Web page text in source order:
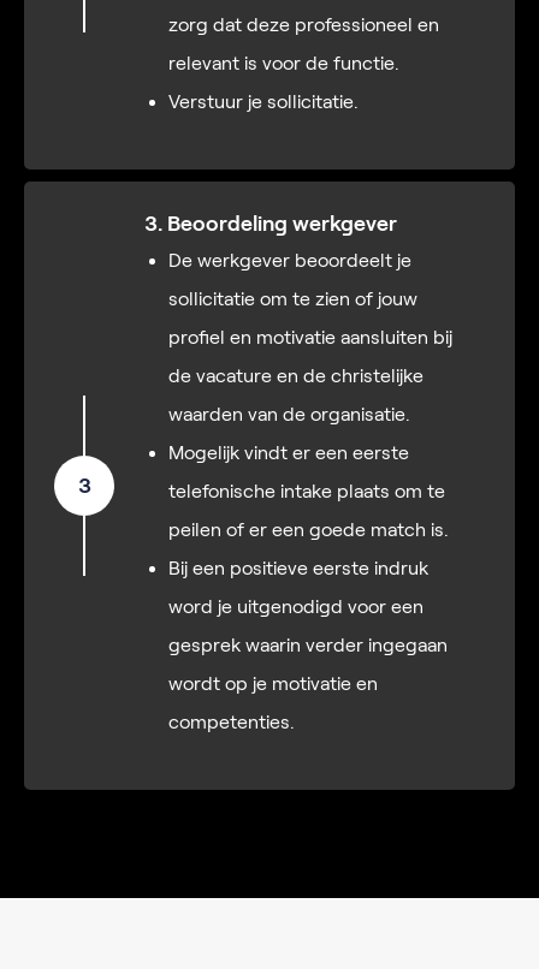
zorg dat deze professioneel en
relevant is voor de functie.
Verstuur je sollicitatie.
3
3. Beoordeling werkgever
De werkgever beoordeelt je
sollicitatie om te zien of jouw
profiel en motivatie aansluiten bij
de vacature en de christelijke
waarden van de organisatie.
Mogelijk vindt er een eerste
telefonische intake plaats om te
peilen of er een goede match is.
Bij een positieve eerste indruk
word je uitgenodigd voor een
gesprek waarin verder ingegaan
wordt op je motivatie en
competenties.